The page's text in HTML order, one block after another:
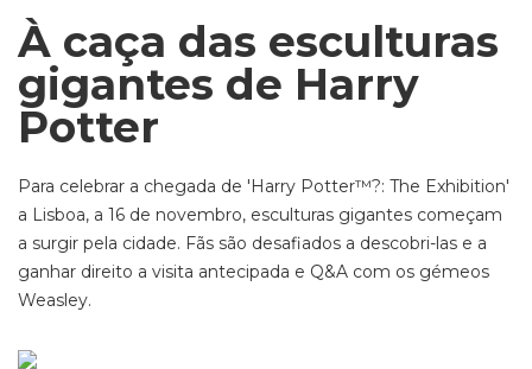
À caça das esculturas
gigantes de Harry
Potter
Para celebrar a chegada de 'Harry Potter™?: The Exhibition'
a Lisboa, a 16 de novembro, esculturas gigantes começam
a surgir pela cidade. Fãs são desafiados a descobri-las e a
ganhar direito a visita antecipada e Q&A com os gémeos
Weasley.